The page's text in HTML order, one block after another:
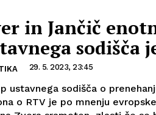
in Jančič
sodišča
29. 5. 2023, 23:45
ustavnega sodišča o
o RTV je po mnenju